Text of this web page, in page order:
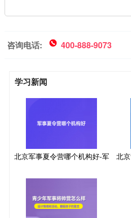
路
咨询电话: 400-888-9073
学习新闻
北京军事夏令营哪个机构好-军
北